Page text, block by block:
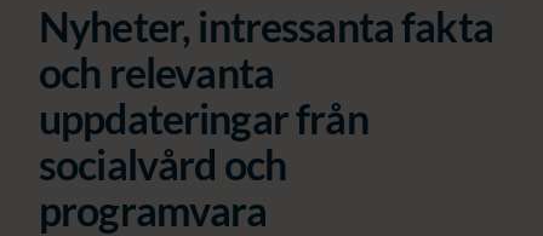
Nyheter, intressanta fakta
och relevanta
uppdateringar från
socialvård och
programvara